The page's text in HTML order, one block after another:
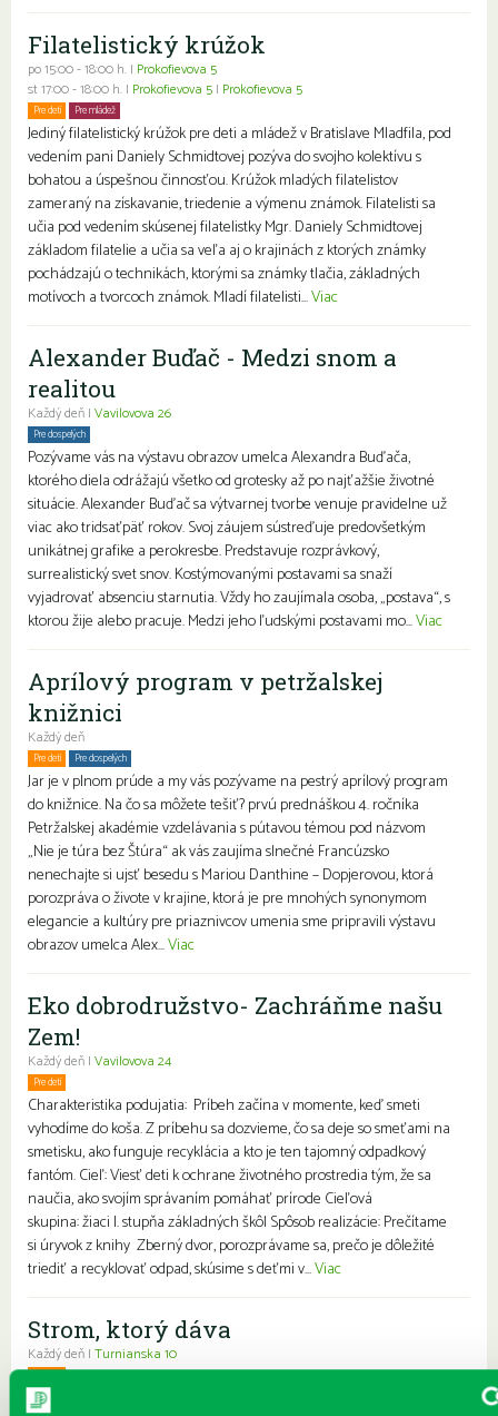
Filatelistický krúžok
po 15:00 - 18:00 h. | Prokofievova 5
st 17:00 - 18:00 h. | Prokofievova 5 | Prokofievova 5
Pre deti Pre mládež
Jediný filatelistický krúžok pre deti a mládež v Bratislave Mladfila, pod
vedením pani Daniely Schmidtovej pozýva do svojho kolektívu s
bohatou a úspešnou činnosťou. Krúžok mladých filatelistov
zameraný na získavanie, triedenie a výmenu známok. Filatelisti sa
učia pod vedením skúsenej filatelistky Mgr. Daniely Schmidtovej
základom filatelie a učia sa veľa aj o krajinách z ktorých známky
pochádzajú o technikách, ktorými sa známky tlačia, základných
motívoch a tvorcoch známok. Mladí filatelisti...Viac
Alexander Buďač - Medzi snom a
realitou
Každý deň | Vavilovova 26
Pre dospelých
Pozývame vás na výstavu obrazov umelca Alexandra Buďača,
ktorého diela odrážajú všetko od grotesky až po najťažšie životné
situácie. Alexander Buďač sa výtvarnej tvorbe venuje pravidelne už
viac ako tridsaťpäť rokov. Svoj záujem sústreďuje predovšetkým
unikátnej grafike a perokresbe. Predstavuje rozprávkový,
surrealistický svet snov. Kostýmovanými postavami sa snaží
vyjadrovať absenciu starnutia. Vždy ho zaujímala osoba, „postava“, s
ktorou žije alebo pracuje. Medzi jeho ľudskými postavami mo...Viac
Aprílový program v petržalskej
knižnici
Každý deň
Pre deti Pre dospelých
Jar je v plnom prúde a my vás pozývame na pestrý aprílový program
do knižnice. Na čo sa môžete tešiť? prvú prednáškou 4. ročníka
Petržalskej akadémie vzdelávania s pútavou témou pod názvom
„Nie je túra bez Štúra“ ak vás zaujíma slnečné Francúzsko
nenechajte si ujsť besedu s Mariou Danthine – Dopjerovou, ktorá
porozpráva o živote v krajine, ktorá je pre mnohých synonymom
elegancie a kultúry pre priaznivcov umenia sme pripravili výstavu
obrazov umelca Alex...Viac
Eko dobrodružstvo- Zachráňme našu
Zem!
Každý deň | Vavilovova 24
Pre deti
Charakteristika podujatia: Príbeh začína v momente, keď smeti
vyhodíme do koša. Z príbehu sa dozvieme, čo sa deje so smeťami na
smetisku, ako funguje recyklácia a kto je ten tajomný odpadkový
fantóm. Cieľ: Viesť deti k ochrane životného prostredia tým, že sa
naučia, ako svojím správaním pomáhať prírode Cieľová
skupina: žiaci I. stupňa základných škôl Spôsob realizácie: Prečítame
si úryvok z knihy Zberný dvor, porozprávame sa, prečo je dôležité
triediť a recyklovať odpad, skúsime s deťmi v...Viac
Strom, ktorý dáva
Každý deň | Turnianska 10
Pre deti
Charakteristika podujatia: Podujatie pre deti základnej školy, ktoré je